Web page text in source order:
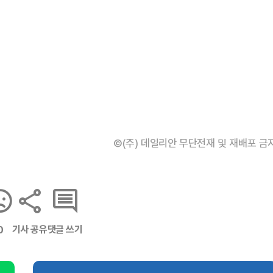
©(주) 데일리안 무단전재 및 재배포 금
기사 공유댓글 쓰기